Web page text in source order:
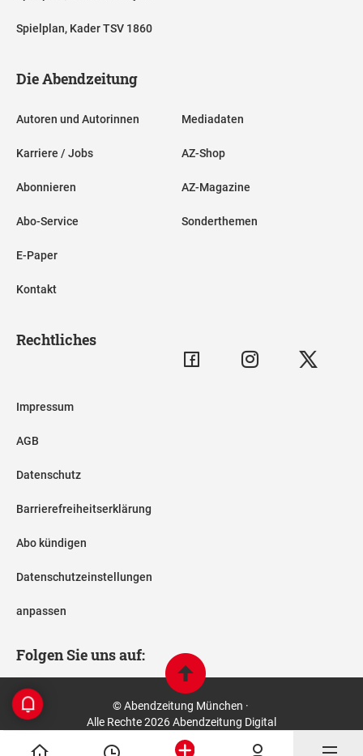
Spielplan, Kader TSV 1860
Die Abendzeitung
Autoren und Autorinnen
Karriere / Jobs
Abonnieren
Abo-Service
E-Paper
Kontakt
Mediadaten
AZ-Shop
AZ-Magazine
Sonderthemen
Rechtliches
Impressum
AGB
Datenschutz
Barrierefreiheitserklärung
Abo kündigen
Datenschutzeinstellungen
anpassen
Folgen Sie uns auf:
© Abendzeitung München ·
Alle Rechte 2026 Abendzeitung Digital